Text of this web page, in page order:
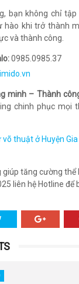
bạn không chỉ
hào khi trở thành
và thành công.
0985.0985.37
minh – Thành
chinh phục mọi
võ thuật ở Huyện
giúp tăng cường thể
liên hệ Hotline để